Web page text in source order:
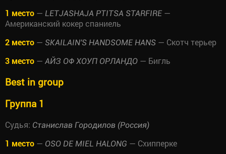
1 место — LETJASHAJA PTITSA STARFIRE —
Американский кокер спаниель
2 место — SKAILAIN'S HANDSOME HANS — Скотч терьер
3 место — АЙЗ ОФ ХОУП ОРЛАНДО — Бигль
Best in group
Группа 1
Судья: Станислав Городилов (Россия)
1 место — OSO DE MIEL HALONG — Схипперке